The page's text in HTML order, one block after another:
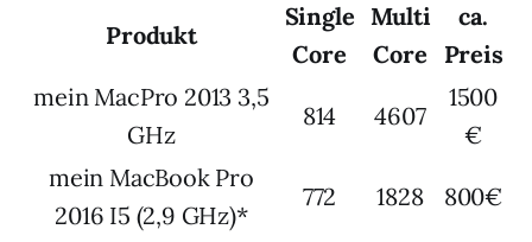
Produkt
Single
Core
Multi
Core
ca.
Preis
mein MacPro 2013 3,5
GHz
814 4607
1500
€
mein MacBook Pro
2016 I5 (2,9 GHz)*
772 1828 800€